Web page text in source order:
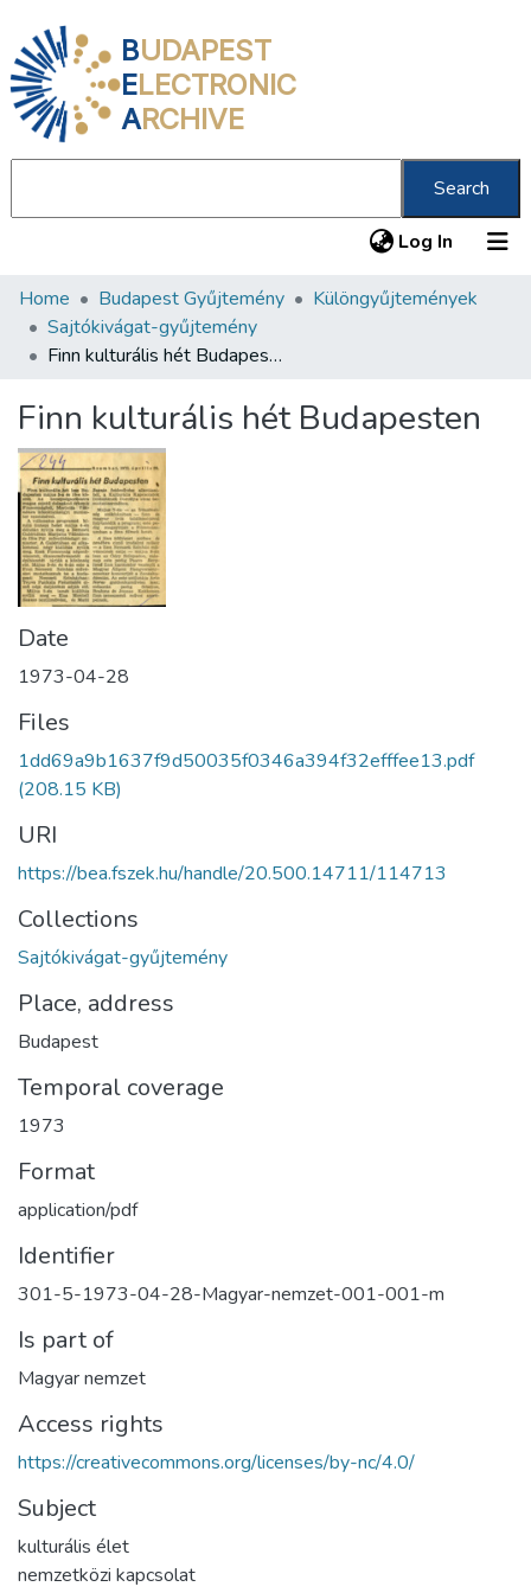
BUDAPEST
ELECTRONIC
ARCHIVE
Search
Log In (current)
Communities & Collections
All of DSpace
About us
Home Budapest Gyűjtemény
Különgyűjtemények
Sajtókivágat-gyűjtemény
Finn kulturális hét Budapesten
Finn kulturális hét Budapesten
Date
1973-04-28
Files
1dd69a9b1637f9d50035f0346a394f32efffee13.pdf
(208.15 KB)
URI
https://bea.fszek.hu/handle/20.500.14711/114713
Collections
Sajtókivágat-gyűjtemény
Place, address
Budapest
Temporal coverage
1973
Format
application/pdf
Identifier
301-5-1973-04-28-Magyar-nemzet-001-001-m
Is part of
Magyar nemzet
Access rights
https://creativecommons.org/licenses/by-nc/4.0/
Subject
kulturális élet
nemzetközi kapcsolat